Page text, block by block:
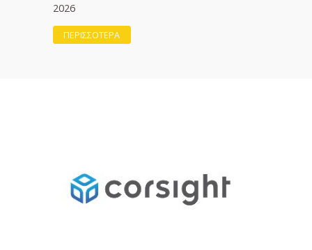
2026
ΠΕΡΙΣΣΟΤΕΡΑ